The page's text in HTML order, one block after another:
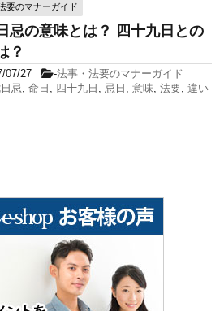
要のマナーガイド
忌の意味とは？ 四十九日との
？
07/27 -法事・法要のマナーガイド
忌 命日 四十九日 忌日 意味 法要 違い